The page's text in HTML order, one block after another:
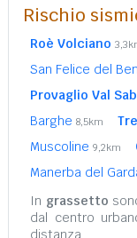
Rischio
Roè Volciano
San Felice del
Provaglio Val
Barghe 8,5km
Muscoline 9,2km
Manerba del
In grassetto
dal centro
distanza.